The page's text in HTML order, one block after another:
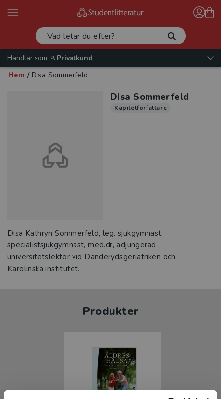
Handlar som:
Privatkund
Hem / Disa Sommerfeld
Disa Sommerfeld
Kapitelförfattare
Disa Kathryn Sommerfeld, leg. sjukgymnast,
specialistsjukgymnast, med.dr, adjungerad
universitetslektor vid Danderydsgeriatriken och
Karolinska institutet.
Produkter